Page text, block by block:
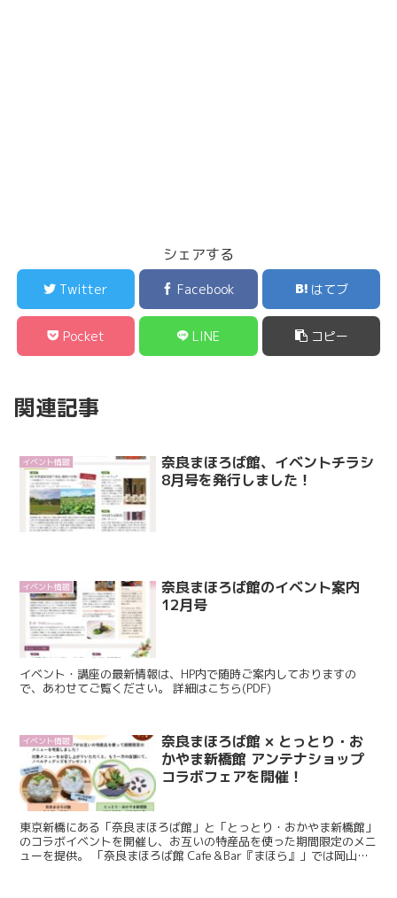
シェアする
Twitter Facebook はてブ
Pocket LINE コピー
関連記事
イベント情報
奈良まほろば館、イベントチラシ
8月号を発行しました！
イベント情報
奈良まほろば館のイベント案内
12月号
イベント・講座の最新情報は、HP内で随時ご案内しておりますの
で、あわせてご覧ください。 詳細はこちら(PDF)
イベント情報
奈良まほろば館 × とっとり・お
かやま新橋館 アンテナショップ
コラボフェアを開催！
東京新橋にある「奈良まほろば館」と「とっとり・おかやま新橋館」
のコラボイベントを開催し、お互いの特産品を使った期間限定のメニ
ューを提供。 「奈良まほろば館 Cafe＆Bar『まほら』」では岡山県